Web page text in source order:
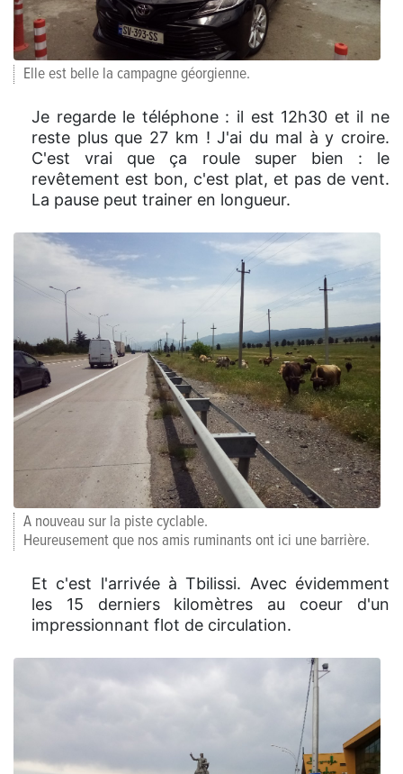
Elle est belle la campagne géorgienne.
Je regarde le téléphone : il est 12h30 et il ne
reste plus que 27 km ! J'ai du mal à y croire.
C'est vrai que ça roule super bien : le
revêtement est bon, c'est plat, et pas de vent.
La pause peut trainer en longueur.
A nouveau sur la piste cyclable.
Heureusement que nos amis ruminants ont ici une barrière.
Et c'est l'arrivée à Tbilissi. Avec évidemment
les 15 derniers kilomètres au coeur d'un
impressionnant flot de circulation.